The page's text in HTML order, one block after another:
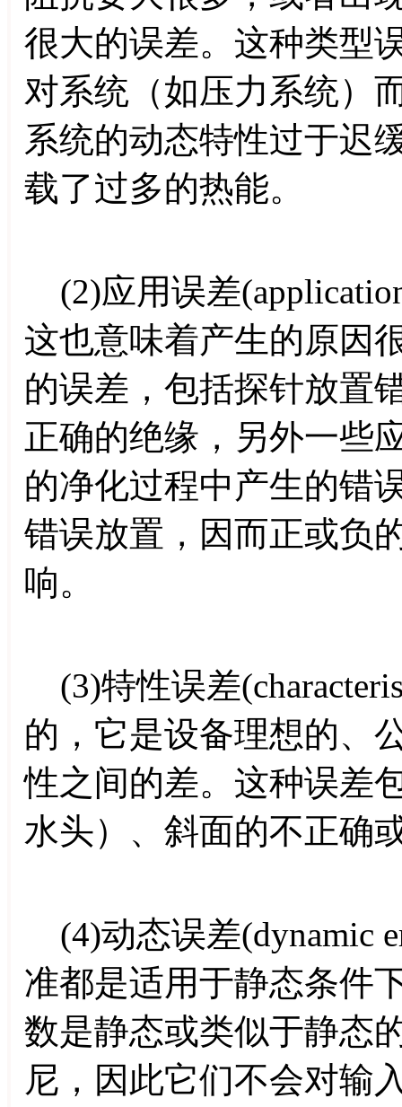
很大的误差。这种类型
对系统（如压力系统）
系统的动态特性过于迟
载了过多的热能。
(2)应用误差
这也意味着产生的原因
的误差，包括探针放置
正确的绝缘，另外一些
的净化过程中产生的错
错误放置，因而正或负
响。
(3)特性误差
的，它是设备理想的、
性之间的差。这种误差
水头）、斜面的不正确
(4)动态误差(dynamic
准都是适用于静态条件
数是静态或类似于静态
尼，因此它们不会对输